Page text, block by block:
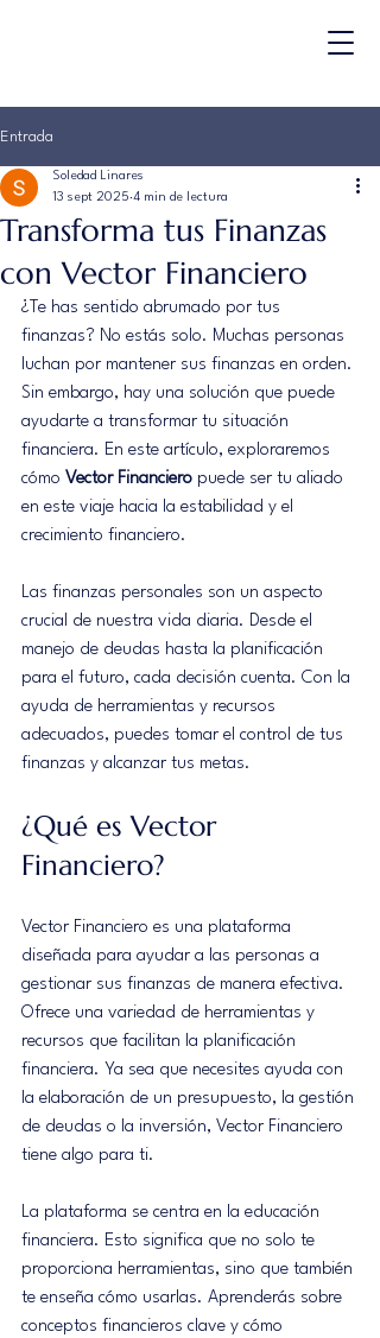
Entrada
Transforma tus Finanzas
con Vector Financiero
Soledad Linares
13 sept 2025 4 min de lectura
¿Te has sentido abrumado por tus
finanzas? No estás solo. Muchas personas
luchan por mantener sus finanzas en orden.
Sin embargo, hay una solución que puede
ayudarte a transformar tu situación
financiera. En este artículo, exploraremos
cómo Vector Financiero puede ser tu aliado
en este viaje hacia la estabilidad y el
crecimiento financiero.
Las finanzas personales son un aspecto
crucial de nuestra vida diaria. Desde el
manejo de deudas hasta la planificación
para el futuro, cada decisión cuenta. Con la
ayuda de herramientas y recursos
adecuados, puedes tomar el control de tus
finanzas y alcanzar tus metas.
¿Qué es Vector
Financiero?
Vector Financiero es una plataforma
diseñada para ayudar a las personas a
gestionar sus finanzas de manera efectiva.
Ofrece una variedad de herramientas y
recursos que facilitan la planificación
financiera. Ya sea que necesites ayuda con
la elaboración de un presupuesto, la gestión
de deudas o la inversión, Vector Financiero
tiene algo para ti.
La plataforma se centra en la educación
financiera. Esto significa que no solo te
proporciona herramientas, sino que también
te enseña cómo usarlas. Aprenderás sobre
conceptos financieros clave y cómo